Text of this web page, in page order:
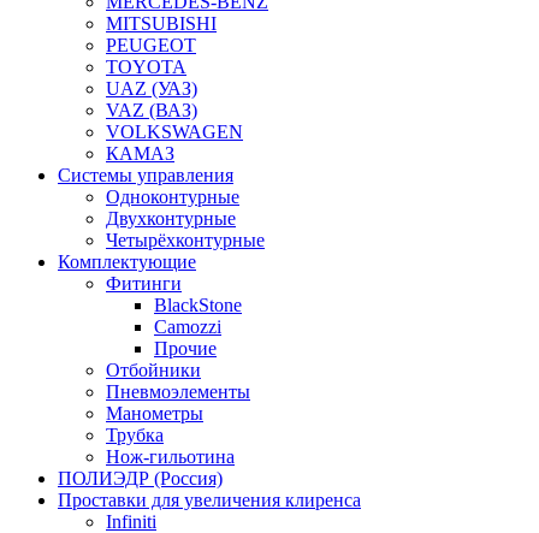
MITSUBISHI
PEUGEOT
TOYOTA
UAZ (УАЗ)
VAZ (ВАЗ)
VOLKSWAGEN
КАМАЗ
Системы управления
Одноконтурные
Двухконтурные
Четырёхконтурные
Комплектующие
Фитинги
BlackStone
Camozzi
Прочие
Отбойники
Пневмоэлементы
Манометры
Трубка
Нож-гильотина
ПОЛИЭДР (Россия)
Проставки для увеличения клиренса
Infiniti